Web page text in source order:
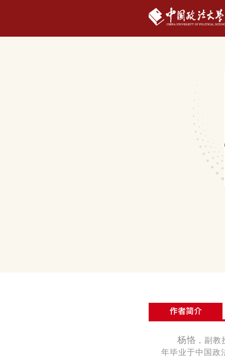
作者简介
杨恪 ，副
年毕业于中国政